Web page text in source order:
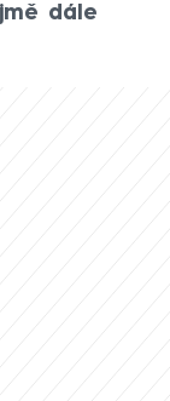
dále